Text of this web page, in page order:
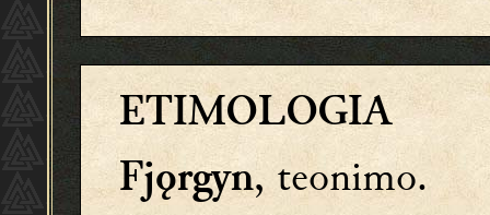
ETIMOLOGIA
Fjǫrgyn, teonimo.